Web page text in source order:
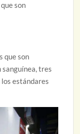
son
que son
tres
los estándares